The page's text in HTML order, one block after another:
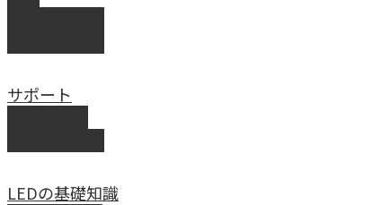
サポート
LEDの基礎知識